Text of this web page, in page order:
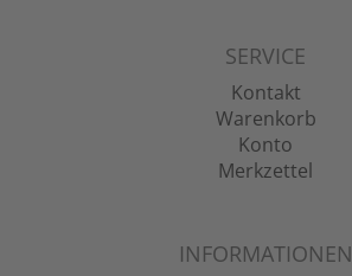
SERVICE
Kontakt
Warenkorb
Konto
Merkzettel
INFORMATIONEN